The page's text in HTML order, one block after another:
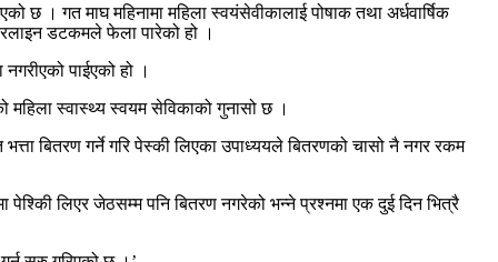
छ । गत माघ महिनामा महिला स्वयंसेवीकालाई पोषाक तथा अर्धवार्षिक
डटकमले फेला पारेको हो ।
पाईएको हो ।
महिला स्वास्थ्य स्वयम सेविकाको गुनासो छ ।
बितरण गर्ने गरि पेस्की लिएका उपाध्ययले बितरणको चासो नै नगर रकम
पेश्किी लिएर जेठसम्म पनि बितरण नगरेको भन्ने प्रश्नमा एक दुई दिन भित्रै